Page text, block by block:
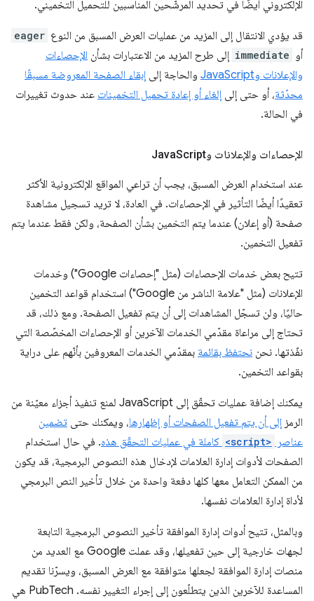
الإلكتروني أيضًا في تحديد المرشّحين المناسبين للتحميل التخميني.
قد يؤدي الانتقال إلى المزيد من عمليات العرض المسبق من النوع eager
أو immediate إلى طرح المزيد من الاعتبارات بشأن الإحصاءات
والإعلانات وJavaScript
والحاجة إلى إبقاء الصفحة المعروضة مسبقًا
محدّثة، أو حتى إلى إلغاء أو إعادة تحميل التخمينات عند حدوث تغييرات
في الحالة.
الإحصاءات والإعلانات وJavaScript
عند استخدام العرض المسبق، يجب أن تراعي المواقع الإلكترونية الأكثر
تعقيدًا أيضًا التأثير في الإحصاءات. في العادة، لا تريد تسجيل مشاهدة
صفحة (أو إعلان) عندما يتم التخمين بشأن الصفحة، ولكن فقط عندما يتم
تفعيل التخمين.
تتيح بعض خدمات الإحصاءات (مثل "إحصاءات Google") وخدمات
الإعلانات (مثل "علامة الناشر من Google") استخدام قواعد التخمين
حاليًا، ولن تسجّل المشاهدات إلى أن يتم تفعيل الصفحة. ومع ذلك، قد
تحتاج إلى مراعاة مقدّمي الخدمات الآخرين أو الإحصاءات المخصّصة التي
نفّذتها. نحن نحتفظ بقائمة بمقدّمي الخدمات المعروفين بأنّهم على دراية
بقواعد التخمين.
يمكنك إضافة عمليات تحقّق إلى JavaScript لمنع تنفيذ أجزاء معيّنة من
الرمز إلى أن يتم تفعيل الصفحات أو إظهارها، ويمكنك حتى تضمين
عناصر
<script> كاملة في عمليات التحقّق هذه. في حال استخدام
الصفحات لأدوات إدارة العلامات لإدخال هذه النصوص البرمجية، قد يكون
من الممكن التعامل معها كلها دفعة واحدة من خلال تأخير النص البرمجي
لأداة إدارة العلامات نفسها.
وبالمثل، تتيح أدوات إدارة الموافقة تأخير النصوص البرمجية التابعة
لجهات خارجية إلى حين تفعيلها، وقد عملت Google مع العديد من
منصات إدارة الموافقة لجعلها متوافقة مع العرض المسبق، ويسرّنا تقديم
المساعدة للآخرين الذين يتطلّعون إلى إجراء التغيير نفسه. PubTech هي